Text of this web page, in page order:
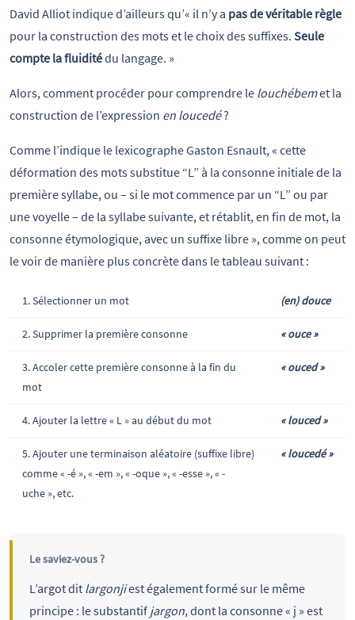
David Alliot indique d’ailleurs qu’« il n’y a pas de véritable règle
pour la construction des mots et le choix des suffixes. Seule
compte la fluiditédu langage. »
Alors, comment procéder pour comprendre le louchébemet la
construction de l’expression en loucedé?
Comme l’indique le lexicographe Gaston Esnault, « cette
déformation des mots substitue “L” à la consonne initiale de la
première syllabe, ou – si le mot commence par un “L” ou par
une voyelle – de la syllabe suivante, et rétablit, en fin de mot, la
consonne étymologique, avec un suffixe libre », comme on peut
le voir de manière plus concrète dans le tableau suivant :
1. Sélectionner un mot (en) douce
2. Supprimer la première consonne « ouce »
3. Accoler cette première consonne à la fin du
mot
« ouced »
4. Ajouter la lettre « L » au début du mot « louced »
5. Ajouter une terminaison aléatoire (suffixe libre)
comme « -é », « -em », « -oque », « -esse », « -
uche », etc.
« loucedé »
Le saviez-vous ?
L’argot dit largonjiest également formé sur le même
principe : le substantif jargon, dont la consonne « j » est